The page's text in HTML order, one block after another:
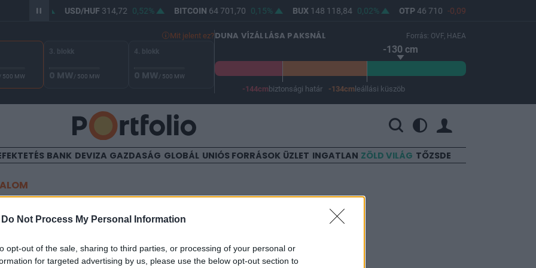
Do Not Process My Personal Information
opt-out of the sale, sharing to third parties, or processing of your personal or
for targeted advertising by us, please use the below opt-out section to
0,43% USD/HUF314,72 0,52% BITCOIN64 701,70 0,15% BUX148 118,84 0,02% OTP 46 710 -0,09%
Mit jelent ez?
/ 500 MW
3. blokk
0 MW/ 500 MW
4. blokk
0 MW/ 500 MW
DUNA VÍZÁLLÁSA PAKSNÁL Forrás: OVF, HAEA
-130 cm
-144cm biztonsági határ -134cm leállási küszöb
BANK DEVIZA GAZDASÁG GLOBÁL UNIÓS FORRÁSOK ÜZLET INGATLAN ZÖLD VILÁG TŐZSDE
gyártják a környezetbarát